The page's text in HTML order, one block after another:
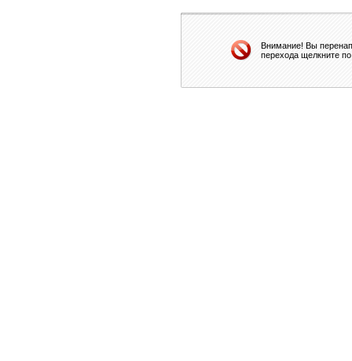
Внимание! Вы
перехода щелкните